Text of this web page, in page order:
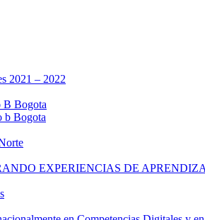
2021 – 2022
B Bogota
b Bogota
EXPERIENCIAS DE